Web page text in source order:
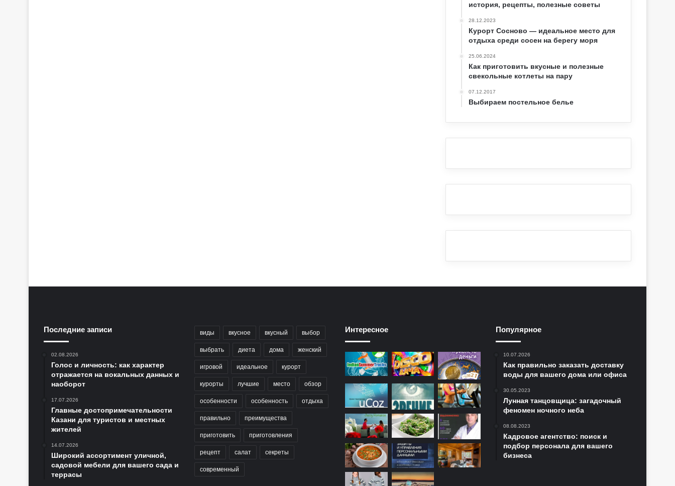
история, рецепты, полезные советы
28.12.2023
Курорт Сосново — идеальное место для
отдыха среди сосен на берегу моря
25.06.2024
Как приготовить вкусные и полезные
свекольные котлеты на пару
07.12.2017
Выбираем постельное белье
Последние записи
02.08.2026
Голос и личность: как характер
отражается на вокальных данных и
наоборот
17.07.2026
Главные достопримечательности
Казани для туристов и местных
жителей
14.07.2026
Широкий ассортимент уличной,
садовой мебели для вашего сада и
террасы
виды вкусное вкусный выбор
выбрать диета дома женский
игровой идеальное курорт
курорты лучшие место обзор
особенности особенность отдыха
правильно преимущества
приготовить приготовления
рецепт салат секреты
современный
Интересное Популярное
10.07.2026
Как правильно заказать доставку
воды для вашего дома или офиса
30.05.2023
Лунная танцовщица: загадочный
феномен ночного неба
08.08.2023
Кадровое агентство: поиск и
подбор персонала для вашего
бизнеса